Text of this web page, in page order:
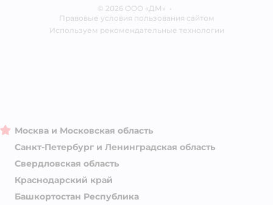
Блог
© 2026 ООО «ДМ» •
Правовые условия пользования сайтом
Используем рекомендательные технологии
Москва и Московская область
Санкт-Петербург и Ленинградская область
Свердловская область
Краснодарский край
Башкортостан Республика